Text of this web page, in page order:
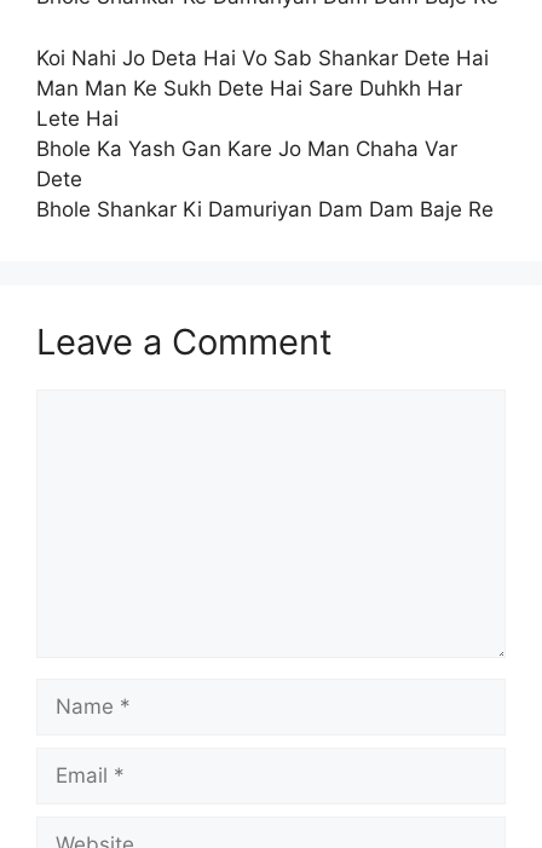
Koi Nahi Jo Deta Hai Vo Sab Shankar Dete Hai
Man Man Ke Sukh Dete Hai Sare Duhkh Har
Lete Hai
Bhole Ka Yash Gan Kare Jo Man Chaha Var
Dete
Bhole Shankar Ki Damuriyan Dam Dam Baje Re
Leave a Comment